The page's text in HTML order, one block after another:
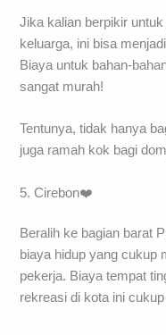
Jika kalian berpikir
keluarga, ini bisa
Biaya untuk bahan-
sangat murah!
Tentunya, tidak hanya
juga ramah kok bagi
5. Cirebon❤️
Beralih ke bagian barat
biaya hidup yang cukup
pekerja. Biaya tempat
rekreasi di kota ini